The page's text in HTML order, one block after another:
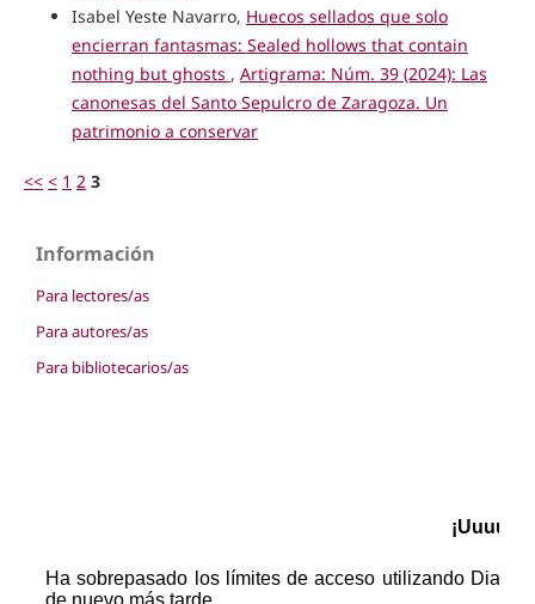
Isabel Yeste Navarro, Huecos sellados que solo
encierran fantasmas: Sealed hollows that contain
nothing but ghosts , Artigrama: Núm. 39 (2024): Las
canonesas del Santo Sepulcro de Zaragoza. Un
patrimonio a conservar
<< < 1 2 3
Información
Para lectores/as
Para autores/as
Para bibliotecarios/as